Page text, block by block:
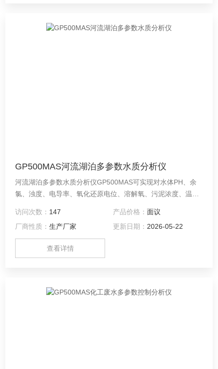
GP500MAS河流湖泊多参数水质分析仪
河流湖泊多参数水质分析仪GP500MAS可实现对水体PH、余
氯、浊度、电导率、氧化还原电位、溶解氧、污泥浓度、温
依托互联网平台实现大面积生态环境、城市二次供水、渔业养
殖、智慧城市、河道监测及重点排污口等的实时监测及控制。
访问次数： 147 产品价格： 面议
厂商性质：生产厂家 更新日期： 2026-05-22
查看详情